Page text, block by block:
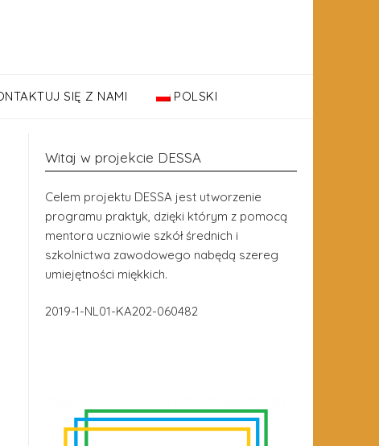
SIĘ Z NAMI POLSKI
Witaj w projekcie DESSA
Celem projektu DESSA jest utworzenie
programu praktyk, dzięki którym z pomocą
mentora uczniowie szkół średnich i
szkolnictwa zawodowego nabędą szereg
umiejętności miękkich.
2019-1-NL01-KA202-060482